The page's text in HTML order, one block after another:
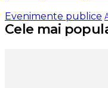
Evenimente publice
Cele mai